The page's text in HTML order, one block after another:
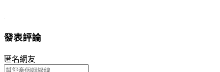
發表評論
匿名網友